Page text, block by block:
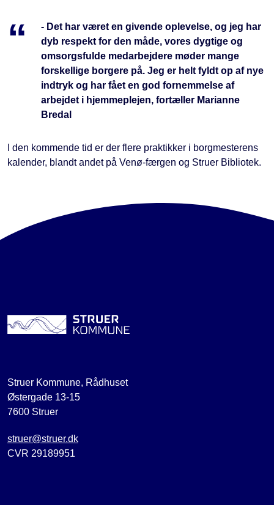
- Det har været en givende oplevelse, og jeg har
dyb respekt for den måde, vores dygtige og
omsorgsfulde medarbejdere møder mange
forskellige borgere på. Jeg er helt fyldt op af nye
indtryk og har fået en god fornemmelse af
arbejdet i hjemmeplejen, fortæller Marianne
Bredal
I den kommende tid er der flere praktikker i borgmesterens
kalender, blandt andet på Venø-færgen og Struer Bibliotek.
Struer Kommune, Rådhuset
Østergade 13-15
7600 Struer
struer@struer.dk
CVR 29189951